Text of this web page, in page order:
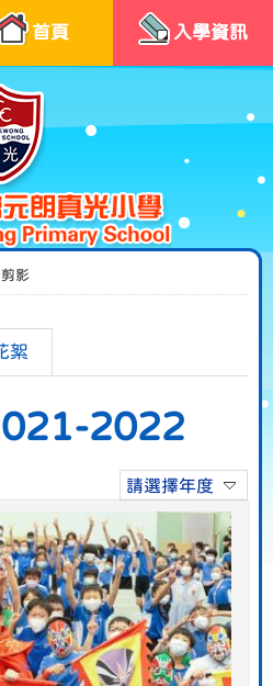
首頁 入學資訊
影
絮
2022
請選擇年度